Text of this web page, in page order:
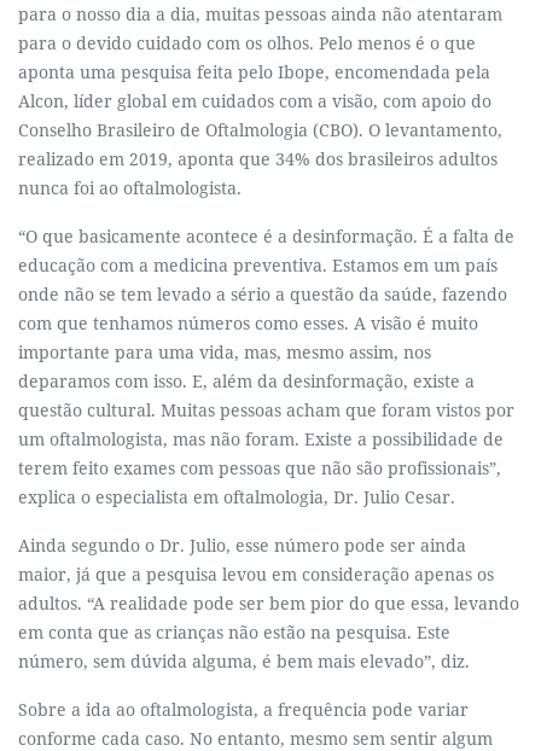
para o nosso dia a dia, muitas pessoas ainda não atentaram
para o devido cuidado com os olhos. Pelo menos é o que
aponta uma pesquisa feita pelo Ibope, encomendada pela
Alcon, líder global em cuidados com a visão, com apoio do
Conselho Brasileiro de Oftalmologia (CBO). O levantamento,
realizado em 2019, aponta que 34% dos brasileiros adultos
nunca foi ao oftalmologista.
“O que basicamente acontece é a desinformação. É a falta de
educação com a medicina preventiva. Estamos em um país
onde não se tem levado a sério a questão da saúde, fazendo
com que tenhamos números como esses. A visão é muito
importante para uma vida, mas, mesmo assim, nos
deparamos com isso. E, além da desinformação, existe a
questão cultural. Muitas pessoas acham que foram vistos por
um oftalmologista, mas não foram. Existe a possibilidade de
terem feito exames com pessoas que não são profissionais”,
explica o especialista em oftalmologia, Dr. Julio Cesar.
Ainda segundo o Dr. Julio, esse número pode ser ainda
maior, já que a pesquisa levou em consideração apenas os
adultos. “A realidade pode ser bem pior do que essa, levando
em conta que as crianças não estão na pesquisa. Este
número, sem dúvida alguma, é bem mais elevado”, diz.
Sobre a ida ao oftalmologista, a frequência pode variar
conforme cada caso. No entanto, mesmo sem sentir algum